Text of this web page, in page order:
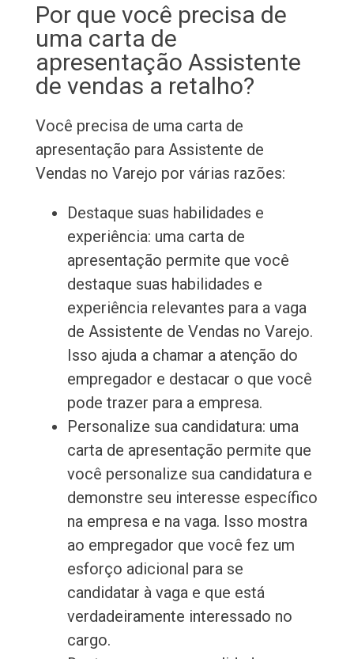
Por que você precisa de
uma carta de
apresentação Assistente
de vendas a retalho?
Você precisa de uma carta de
apresentação para Assistente de
Vendas no Varejo por várias razões:
Destaque suas habilidades e
experiência: uma carta de
apresentação permite que você
destaque suas habilidades e
experiência relevantes para a vaga
de Assistente de Vendas no Varejo.
Isso ajuda a chamar a atenção do
empregador e destacar o que você
pode trazer para a empresa.
Personalize sua candidatura: uma
carta de apresentação permite que
você personalize sua candidatura e
demonstre seu interesse específico
na empresa e na vaga. Isso mostra
ao empregador que você fez um
esforço adicional para se
candidatar à vaga e que está
verdadeiramente interessado no
cargo.